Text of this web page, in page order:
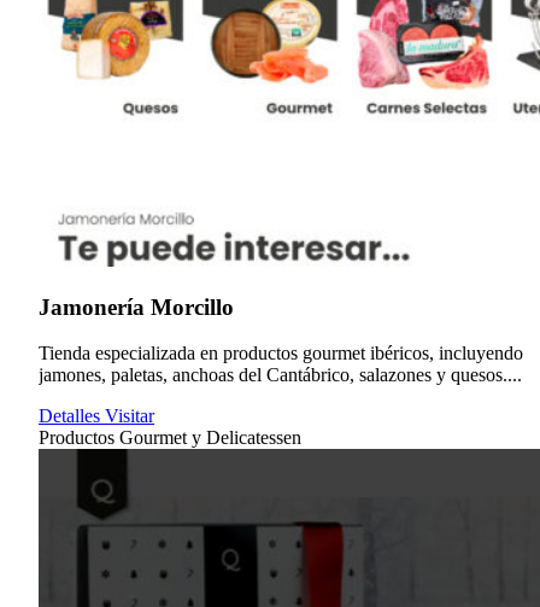
Jamonería Morcillo
Tienda especializada en productos gourmet ibéricos, incluyendo
jamones, paletas, anchoas del Cantábrico, salazones y quesos....
Detalles Visitar
Productos Gourmet y Delicatessen